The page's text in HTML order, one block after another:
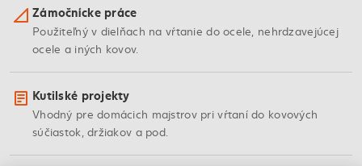
Zámočnícke práce
Použiteľný v dielňach na vŕtanie do ocele, nehrdzavejúcej
ocele a iných kovov.
Kutilské projekty
Vhodný pre domácich majstrov pri vŕtaní do kovových
súčiastok, držiakov a pod.